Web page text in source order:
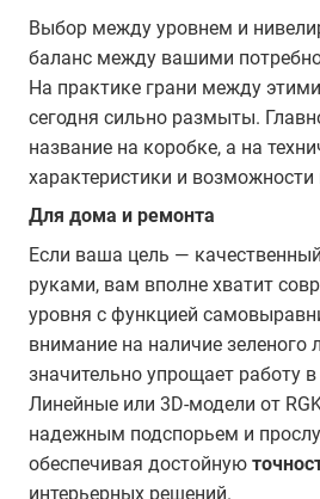
Выбор между уровнем и
баланс между вашими
На практике грани между
сегодня сильно размыты.
название на коробке, а на
характеристики и
Для дома и ремонта
Если ваша цель —
руками, вам вполне хватит
уровня с функцией
внимание на наличие зеленого
значительно упрощает работу
Линейные или 3D-модели от
надежным подспорьем и
обеспечивая достойную
интерьерных решений.